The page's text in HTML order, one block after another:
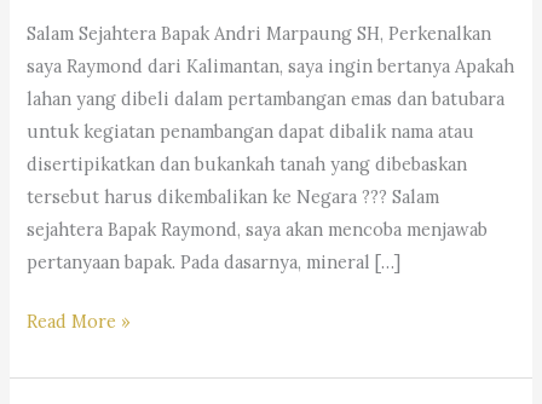
Salam Sejahtera Bapak Andri Marpaung SH, Perkenalkan
saya Raymond dari Kalimantan, saya ingin bertanya Apakah
lahan yang dibeli dalam pertambangan emas dan batubara
untuk kegiatan penambangan dapat dibalik nama atau
disertipikatkan dan bukankah tanah yang dibebaskan
tersebut harus dikembalikan ke Negara ??? Salam
sejahtera Bapak Raymond, saya akan mencoba menjawab
pertanyaan bapak. Pada dasarnya, mineral […]
Bolekah
Izin
Read More »